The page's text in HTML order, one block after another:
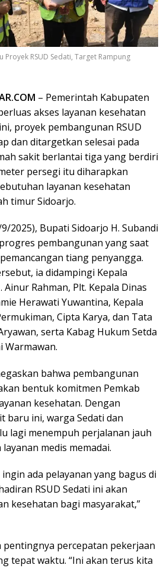
RSUD Sedati, Target Rampung
– Pemerintah Kabupaten
akses layanan kesehatan
proyek pembangunan RSUD
dan ditargetkan selesai pada
sakit berlantai tiga yang berdiri
persegi itu diharapkan
layanan kesehatan
timur Sidoarjo.
2025), Bupati Sidoarjo H. Subandi
pembangunan yang saat
tiang penyangga.
ia didampingi Kepala
Ainur Rahman, Plt. Kepala Dinas
Herawati Yuwantina, Kepala
Cipta Karya, dan Tata
serta Kabag Hukum Setda
Warmawan.
bahwa pembangunan
bentuk komitmen Pemkab
kesehatan. Dengan
baru ini, warga Sedati dan
lagi menempuh perjalanan jauh
medis memadai.
ada pelayanan yang bagus di
RSUD Sedati ini akan
kesehatan bagi masyarakat,”
pentingnya percepatan pekerjaan
tepat waktu. “Ini akan terus kita